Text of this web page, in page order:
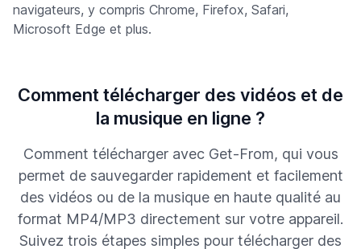
navigateurs, y compris Chrome, Firefox, Safari,
Microsoft Edge et plus.
Comment télécharger des vidéos et de
la musique en ligne ?
Comment télécharger avec Get-From, qui vous
permet de sauvegarder rapidement et facilement
des vidéos ou de la musique en haute qualité au
format MP4/MP3 directement sur votre appareil.
Suivez trois étapes simples pour télécharger des